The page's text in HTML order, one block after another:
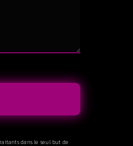
dans le seul but de